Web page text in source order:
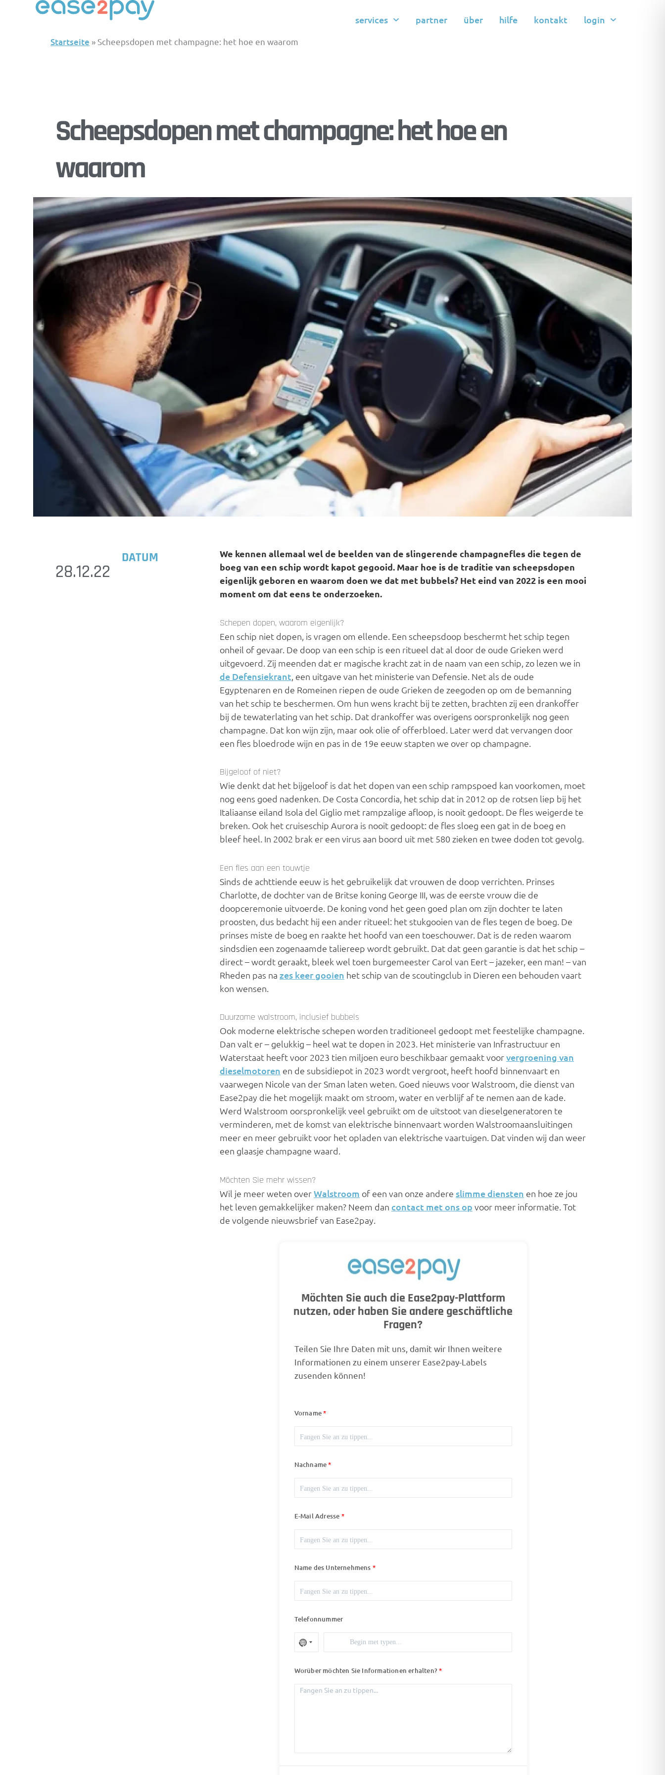
services partner über hilfe kontakt
login
Startseite » Scheepsdopen met champagne: het hoe en waarom
Scheepsdopen met champagne: het hoe en
waarom
DATUM
28.12.22
We kennen allemaal wel de beelden van de slingerende champagnefles die tegen de
boeg van een schip wordt kapot gegooid. Maar hoe is de traditie van scheepsdopen
eigenlijk geboren en waarom doen we dat met bubbels? Het eind van 2022 is een mooi
moment om dat eens te onderzoeken.
Schepen dopen, waarom eigenlijk?
Een schip niet dopen, is vragen om ellende. Een scheepsdoop beschermt het schip tegen
onheil of gevaar. De doop van een schip is een ritueel dat al door de oude Grieken werd
uitgevoerd. Zij meenden dat er magische kracht zat in de naam van een schip, zo lezen we in
de Defensiekrant , een uitgave van het ministerie van Defensie. Net als de oude
Egyptenaren en de Romeinen riepen de oude Grieken de zeegoden op om de bemanning
van het schip te beschermen. Om hun wens kracht bij te zetten, brachten zij een drankoffer
bij de tewaterlating van het schip. Dat drankoffer was overigens oorspronkelijk nog geen
champagne. Dat kon wijn zijn, maar ook olie of offerbloed. Later werd dat vervangen door
een fles bloedrode wijn en pas in de 19e eeuw stapten we over op champagne.
Bijgeloof of niet?
Wie denkt dat het bijgeloof is dat het dopen van een schip rampspoed kan voorkomen, moet
nog eens goed nadenken. De Costa Concordia, het schip dat in 2012 op de rotsen liep bij het
Italiaanse eiland Isola del Giglio met rampzalige afloop, is nooit gedoopt. De fles weigerde te
breken. Ook het cruiseschip Aurora is nooit gedoopt: de fles sloeg een gat in de boeg en
bleef heel. In 2002 brak er een virus aan boord uit met 580 zieken en twee doden tot gevolg.
Een fles aan een touwtje
Sinds de achttiende eeuw is het gebruikelijk dat vrouwen de doop verrichten. Prinses
Charlotte, de dochter van de Britse koning George III, was de eerste vrouw die de
doopceremonie uitvoerde. De koning vond het geen goed plan om zijn dochter te laten
proosten, dus bedacht hij een ander ritueel: het stukgooien van de fles tegen de boeg. De
prinses miste de boeg en raakte het hoofd van een toeschouwer. Dat is de reden waarom
sindsdien een zogenaamde taliereep wordt gebruikt. Dat dat geen garantie is dat het schip –
direct – wordt geraakt, bleek wel toen burgemeester Carol van Eert – jazeker, een man! – van
Rheden pas na zes keer gooien het schip van de scoutingclub in Dieren een behouden vaart
kon wensen.
Duurzame walstroom, inclusief bubbels
Ook moderne elektrische schepen worden traditioneel gedoopt met feestelijke champagne.
Dan valt er – gelukkig – heel wat te dopen in 2023. Het ministerie van Infrastructuur en
Waterstaat heeft voor 2023 tien miljoen euro beschikbaar gemaakt voorvergroening van
dieselmotoren en de subsidiepot in 2023 wordt vergroot, heeft hoofd binnenvaart en
vaarwegen Nicole van der Sman laten weten. Goed nieuws voor Walstroom, die dienst van
Ease2pay die het mogelijk maakt om stroom, water en verblijf af te nemen aan de kade.
Werd Walstroom oorspronkelijk veel gebruikt om de uitstoot van dieselgeneratoren te
verminderen, met de komst van elektrische binnenvaart worden Walstroomaansluitingen
meer en meer gebruikt voor het opladen van elektrische vaartuigen. Dat vinden wij dan weer
een glaasje champagne waard.
Möchten Sie mehr wissen?
Wil je meer weten overWalstroom of een van onze andere slimme diensten en hoe ze jou
het leven gemakkelijker maken? Neem dan contact met ons op voor meer informatie. Tot
de volgende nieuwsbrief van Ease2pay.
Möchten Sie auch die Ease2pay-Plattform
nutzen, oder haben Sie andere geschäftliche
Fragen?
Teilen Sie Ihre Daten mit uns, damit wir Ihnen weitere
Informationen zu einem unserer Ease2pay-Labels
zusenden können!
Vorname
Nachname
E-Mail Adresse
Name des Unternehmens
Telefonnummer
Worüber möchten Sie Informationen erhalten?